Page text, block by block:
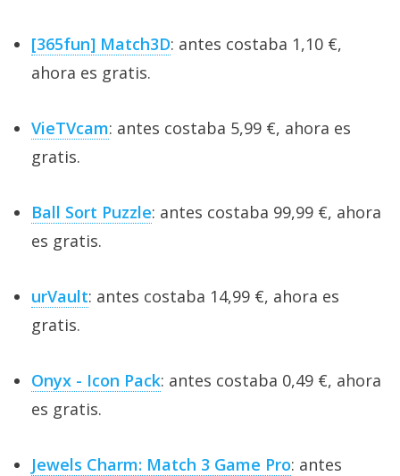
[365fun] Match3D: antes costaba 1,10 €,
ahora es gratis.
VieTVcam: antes costaba 5,99 €, ahora es
gratis.
Ball Sort Puzzle: antes costaba 99,99 €, ahora
es gratis.
urVault: antes costaba 14,99 €, ahora es
gratis.
Onyx - Icon Pack: antes costaba 0,49 €, ahora
es gratis.
Jewels Charm: Match 3 Game Pro: antes